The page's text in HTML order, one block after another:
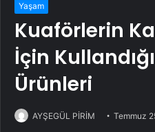
Yaşam
Kuaförlerin
İçin
Ürünleri
AYŞEGÜL PİRİM Temmuz